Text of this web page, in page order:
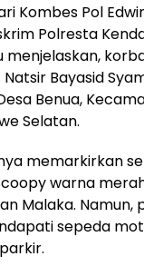
Kombes Pol
Polresta
menjelaskan,
Bayasid
Benua,
Selatan.
memarkirkan
warna
Malaka. Namun,
sepeda